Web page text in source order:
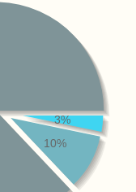
3%
10%